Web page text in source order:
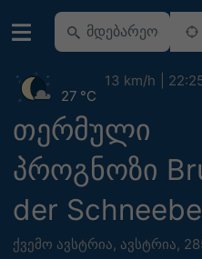
თერმული
პროგნოზი
der
ქვემო ავსტრია, ავსტრია,
27 °C
13 km/h